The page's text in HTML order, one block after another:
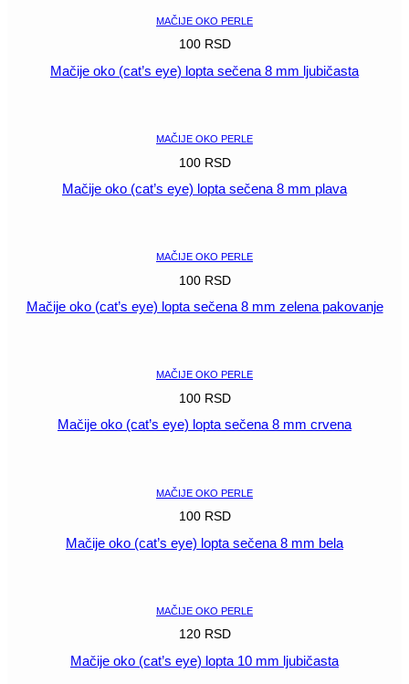
MAČIJE OKO PERLE
100 RSD
Mačije oko (cat’s eye) lopta sečena 8 mm ljubičasta
MAČIJE OKO PERLE
100 RSD
Mačije oko (cat’s eye) lopta sečena 8 mm plava
MAČIJE OKO PERLE
100 RSD
Mačije oko (cat’s eye) lopta sečena 8 mm zelena pakovanje
MAČIJE OKO PERLE
100 RSD
Mačije oko (cat’s eye) lopta sečena 8 mm crvena
MAČIJE OKO PERLE
100 RSD
Mačije oko (cat’s eye) lopta sečena 8 mm bela
MAČIJE OKO PERLE
120 RSD
Mačije oko (cat’s eye) lopta 10 mm ljubičasta